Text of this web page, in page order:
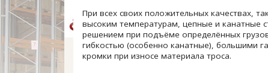
При всех своих положительных качествах,
высоким температурам, цепные и канатные
решением при подъёме определённых
гибкостью (особенно канатные), большими
кромки при износе материала троса.